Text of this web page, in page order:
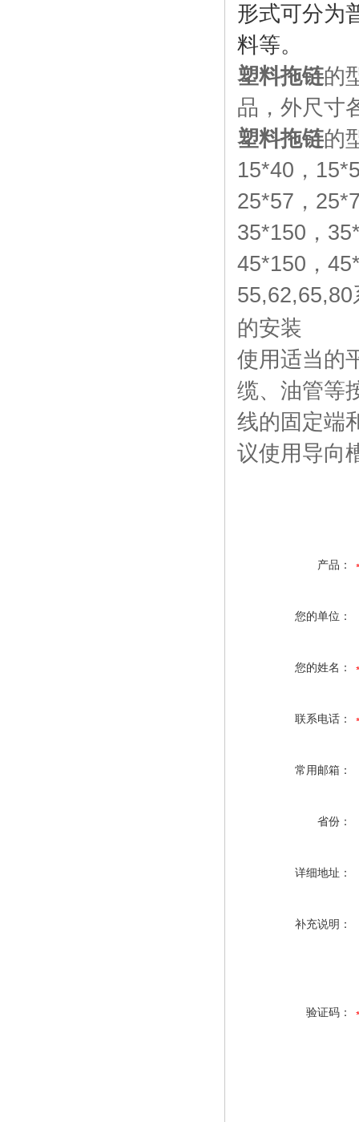
形式可分为
料等。
塑料拖链的
品，外尺寸
塑料拖链的
15*40 ，
25*57 ，
35*150 ，
45*150 ，
55,62,65,80
的安装
使用适当的
缆、油管等
线的固定端
议使用导向
产品：
您的单位：
您的姓名：
联系电话：
常用邮箱：
省份：
详细地址：
补充说明：
验证码：